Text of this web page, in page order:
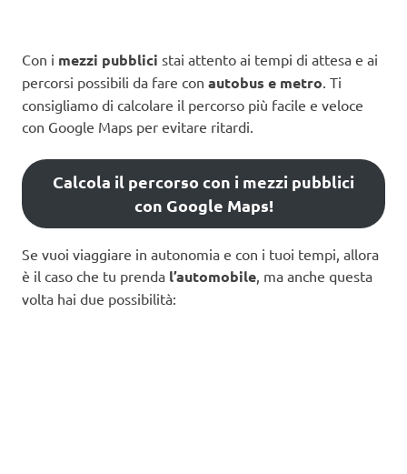
Con i mezzi pubblici stai attento ai tempi di attesa e ai
percorsi possibili da fare con autobus e metro. Ti
consigliamo di calcolare il percorso più facile e veloce
con Google Maps per evitare ritardi.
Calcola il percorso con i mezzi pubblici
con Google Maps!
Se vuoi viaggiare in autonomia e con i tuoi tempi, allora
è il caso che tu prenda l’automobile , ma anche questa
volta hai due possibilità: